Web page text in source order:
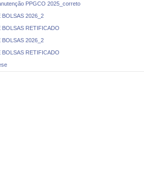
PPGCO 2025_correto
BOLSAS 2026_2
BOLSAS RETIFICADO
BOLSAS 2026_2
BOLSAS RETIFICADO